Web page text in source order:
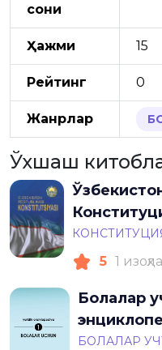
сони
Ҳажми 15
Рейтинг 0
Жанрлар
Ўхшаш
5 1
Болалар
БОЛАЛАР